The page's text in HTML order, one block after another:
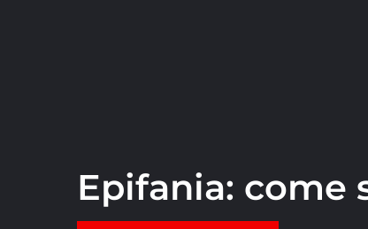
Epifania: come